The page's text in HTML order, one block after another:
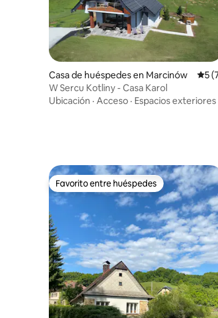
Casa de huéspedes en Marcinów
5
W Sercu Kotliny - Casa Karol
Ubicación · Acceso · Espacios exteriores
Favorito entre huéspedes
Favorito entre huéspedes